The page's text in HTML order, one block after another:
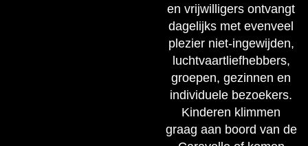
en vrijwilligers ontvangt
dagelijks met evenveel
plezier niet-ingewijden,
luchtvaartliefhebbers,
groepen, gezinnen en
individuele bezoekers.
Kinderen klimmen
graag aan boord van de